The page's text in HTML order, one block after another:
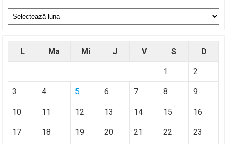
Arhive
L Ma Mi J V S D
1 2
3 4 5 6 7 8 9
10 11 12 13 14 15 16
17 18 19 20 21 22 23